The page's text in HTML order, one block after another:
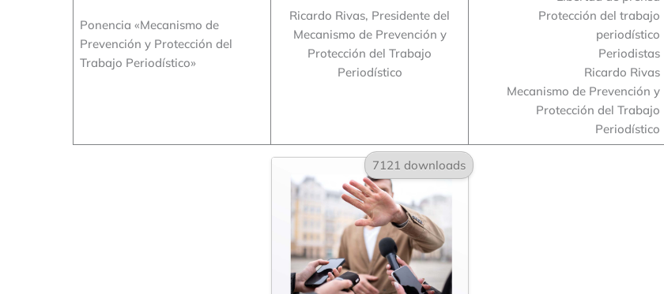
Ponencia «Mecanismo de
Prevención y Protección del
Trabajo Periodístico»
Ricardo Rivas, Presidente del
Mecanismo de Prevención y
Protección del Trabajo
Periodístico
Protección del trabajo
periodístico
Periodistas
Ricardo Rivas
Mecanismo de Prevención y
Protección del Trabajo
Periodístico
7121 downloads